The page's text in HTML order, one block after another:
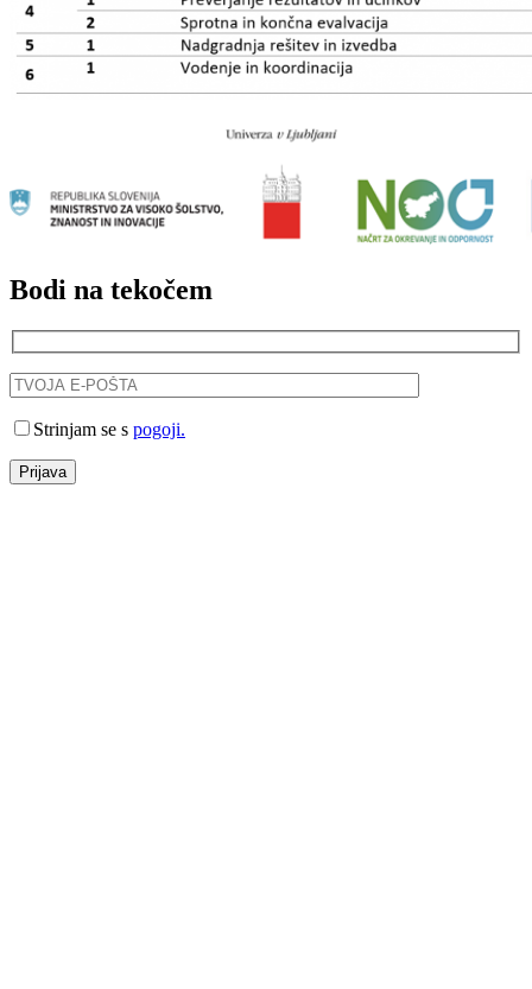
Bodi na tekočem
Strinjam se s pogoji.
Prijava